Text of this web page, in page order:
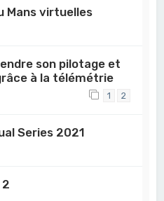
Mans virtuelles
son pilotage et
à la télémétrie
1 2
Series 2021